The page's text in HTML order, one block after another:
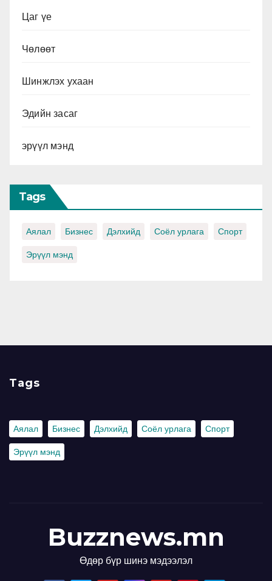
Цаг үе
Чөлөөт
Шинжлэх ухаан
Эдийн засаг
эрүүл мэнд
Tags
Аялал Бизнес Дэлхийд Соёл урлага Спорт
Эрүүл мэнд
Tags
Аялал Бизнес Дэлхийд Соёл урлага Спорт
Эрүүл мэнд
Buzznews.mn
Өдөр бүр шинэ мэдээлэл